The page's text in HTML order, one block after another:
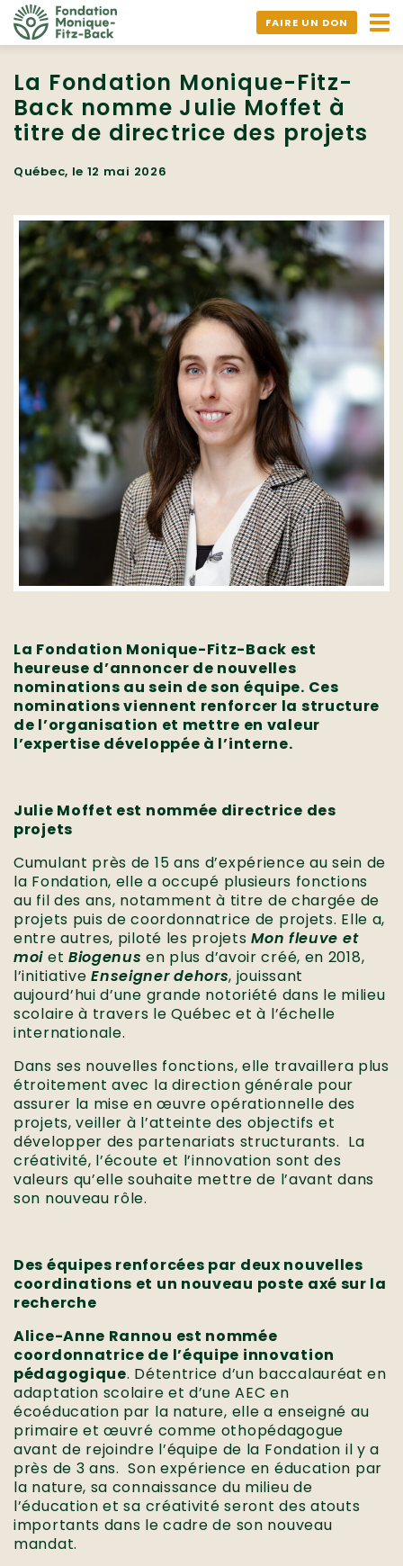
FAIRE UN DON
La Fondation Monique-Fitz-
Back nomme Julie Moffet à
titre de directrice des projets
Québec, le 12 mai 2026
La Fondation Monique-Fitz-Back est
heureuse d’annoncer de nouvelles
nominations au sein de son équipe. Ces
nominations viennent renforcer la structure
de l’organisation et mettre en valeur
l’expertise développée à l’interne.
Julie Moffet est nommée directrice des
projets
Cumulant près de 15 ans d’expérience au sein de
la Fondation, elle a occupé plusieurs fonctions
au fil des ans, notamment à titre de chargée de
projets puis de coordonnatrice de projets. Elle a,
entre autres, piloté les projetsMon fleuve et
moi et Biogenusen plus d’avoir créé, en 2018,
l’initiativeEnseigner dehors, jouissant
aujourd’hui d’une grande notoriété dans le milieu
scolaire à travers le Québec et à l’échelle
internationale.
Dans ses nouvelles fonctions, elle travaillera plus
étroitement avec la direction générale pour
assurer la mise en œuvre opérationnelle des
projets, veiller à l’atteinte des objectifs et
développer des partenariats structurants. La
créativité, l’écoute et l’innovation sont des
valeurs qu’elle souhaite mettre de l’avant dans
son nouveau rôle.
Des équipes renforcées par deux nouvelles
coordinations et un nouveau poste axé sur la
recherche
Alice-Anne Rannou est nommée
coordonnatrice de l’équipe innovation
pédagogique. Détentrice d’un baccalauréat en
adaptation scolaire et d’une AEC en
écoéducation par la nature, elle a enseigné au
primaire et œuvré comme othopédagogue
avant de rejoindre l’équipe de la Fondation il y a
près de 3 ans. Son expérience en éducation par
la nature, sa connaissance du milieu de
l’éducation et sa créativité seront des atouts
importants dans le cadre de son nouveau
mandat.